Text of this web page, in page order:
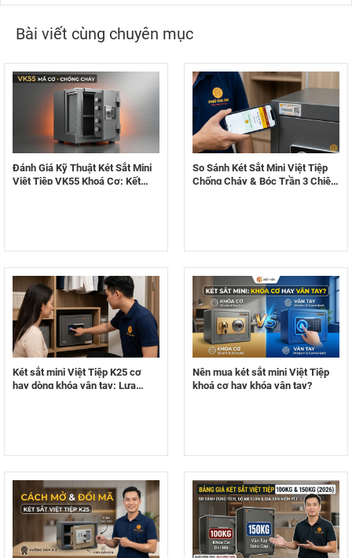
Bài viết cùng chuyên mục
Đánh Giá Kỹ Thuật Két Sắt Mini
Việt Tiệp VK55 Khoá Cơ: Kết
So Sánh Két Sắt Mini Việt Tiệp
Chống Cháy & Bóc Trần 3 Chiêu
Két sắt mini Việt Tiệp K25 cơ
hay dòng khóa vân tay: Lựa
Nên mua két sắt mini Việt Tiệp
khoá cơ hay khóa vân tay?